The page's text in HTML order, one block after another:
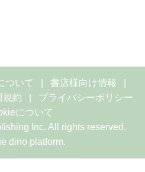
ついて
書店様向け情報
規約
プライバシーポリシー
について
Inc. All rights reserved.
dino platform.